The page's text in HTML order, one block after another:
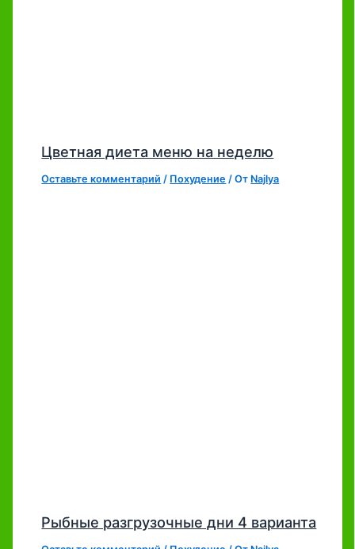
Цветная диета меню на неделю
Оставьте комментарий / Похудение / От Najlya
Рыбные разгрузочные дни 4 варианта